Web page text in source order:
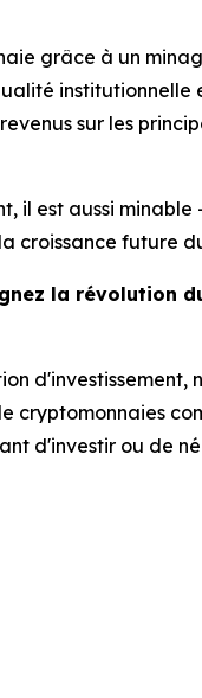
grâce à un
sur les
il est aussi
croissance future du
la révolution
d'investissement,
cryptomonnaies
d'investir ou de